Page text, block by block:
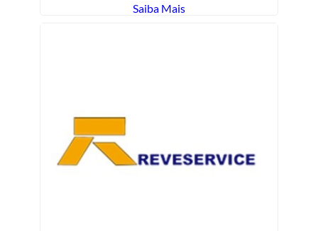
Saiba Mais